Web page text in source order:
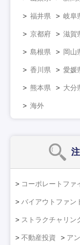
福井県 岐阜
京都府 滋賀
島根県 岡山
香川県 愛媛
熊本県 大分
海外
コーポレートファ
バイアウトファン
ストラクチャリン
不動産投資 ア